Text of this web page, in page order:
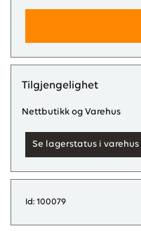
Tilgjengelighet
Nettbutikk og Varehus
Se lagerstatus i varehus
Id: 100079